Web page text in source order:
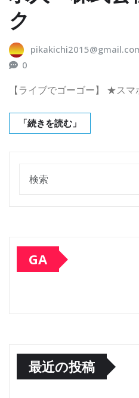
ク
0
【ライブでゴーゴー】 ★ス
「続きを読む」
GA
最近の投稿